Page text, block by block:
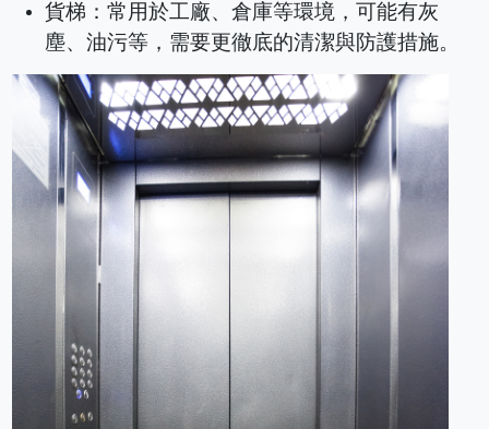
貨梯：常用於工廠、倉庫等環境，可能有灰
塵、油污等，需要更徹底的清潔與防護措施。